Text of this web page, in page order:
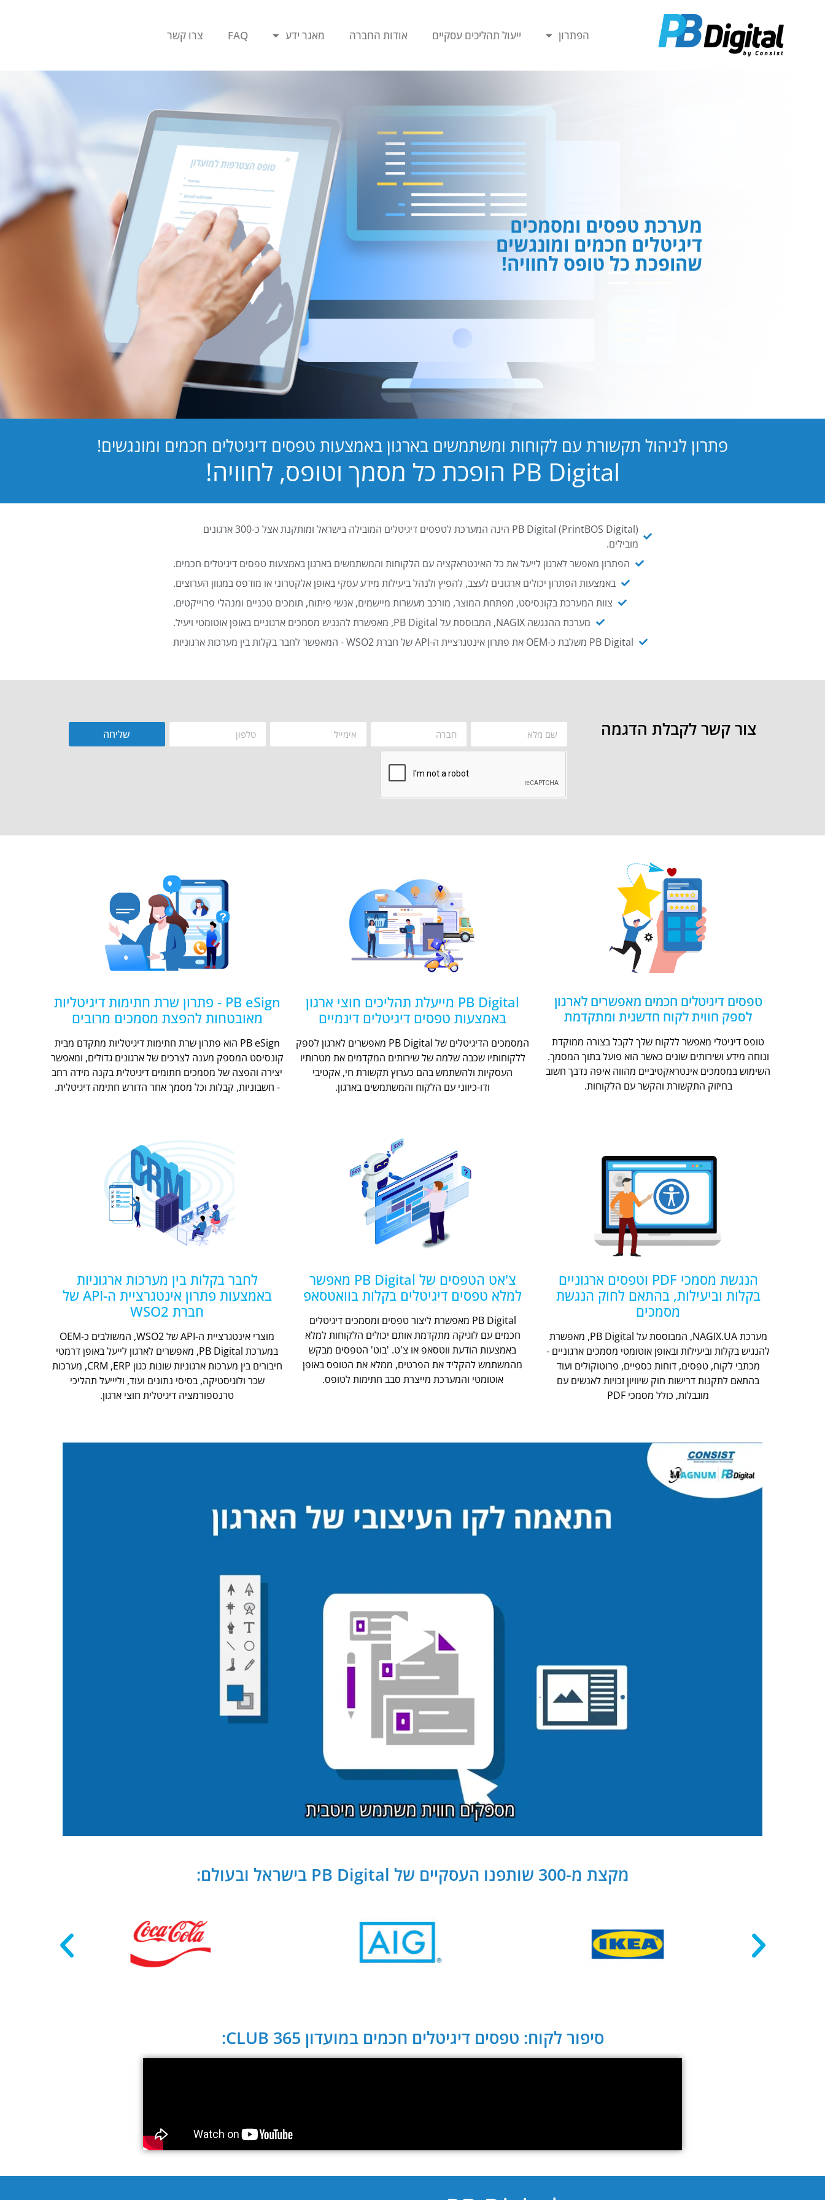
הפתרון ייעול תהליכים עסקיים אודות החברה מאגר ידע FAQ צרו קשר
מערכת טפסים ומסמכים
דיגיטלים חכמים ומונגשים
שהופכת כל טופס לחוויה!
פתרון לניהול תקשורת עם לקוחות ומשתמשים בארגון באמצעות טפסים דיגיטלים חכמים ומונגשים!
PB Digital הופכת כל מסמך וטופס, לחוויה!
PB Digital (PrintBOS Digital) הינה המערכת לטפסים דיגיטלים המובילה בישראל ומותקנת אצל כ-300 ארגונים
מובילים.
הפתרון מאפשר לארגון לייעל את כל האינטראקציה עם הלקוחות והמשתמשים בארגון באמצעות טפסים דיגיטלים חכמים.
באמצעות הפתרון יכולים ארגונים לעצב, להפיץ ולנהל ביעילות מידע עסקי באופן אלקטרוני או מודפס במגוון הערוצים.
צוות המערכת בקונסיסט, מפתחת המוצר, מורכב מעשרות מיישמים, אנשי פיתוח, תומכים טכניים ומנהלי פרוייקטים.
מערכת ההנגשה NAGIX, המבוססת על PB Digital, מאפשרת להנגיש מסמכים ארגוניים באופן אוטומטי ויעיל.
PB Digital משלבת כ-OEM את פתרון אינטגרציית ה-API של חברת WSO2 - המאפשר לחבר בקלות בין מערכות ארגוניות
צור קשר לקבלת הדגמה שליחה
טפסים דיגיטלים חכמים מאפשרים לארגון
לספק חווית לקוח חדשנית ומתקדמת
טופס דיגיטלי מאפשר ללקוח שלך לקבל בצורה ממוקדת
ונוחה מידע ושירותים שונים כאשר הוא פועל בתוך המסמך.
השימוש במסמכים אינטראקטיביים מהווה איפה נדבך חשוב
בחיזוק התקשורת והקשר עם הלקוחות.
PB Digital מייעלת תהליכים חוצי ארגון
באמצעות טפסים דיגיטלים דינמיים
המסמכים הדיגיטלים של PB Digital מאפשרים לארגון לספק
ללקוחותיו שכבה שלמה של שירותים המקדמים את מטרותיו
העסקיות ולהשתמש בהם כערוץ תקשורת חי, אקטיבי
ודו-כיווני עם הלקוח והמשתמשים בארגון.
PB eSign - פתרון שרת חתימות דיגיטליות
מאובטחות להפצת מסמכים מרובים
PB eSign הוא פתרון שרת חתימות דיגיטליות מתקדם מבית
קונסיסט המספק מענה לצרכים של ארגונים גדולים, ומאפשר
יצירה והפצה של מסמכים חתומים דיגיטלית בקנה מידה רחב
- חשבוניות, קבלות וכל מסמך אחר הדורש חתימה דיגיטלית.
הנגשת מסמכי PDF וטפסים ארגוניים
בקלות וביעילות, בהתאם לחוק הנגשת
מסמכים
מערכת NAGIX.UA, המבוססת על PB Digital, מאפשרת
להנגיש בקלות וביעילות ובאופן אוטומטי מסמכים ארגוניים -
מכתבי לקוח, טפסים, דוחות כספיים, פרוטוקולים ועוד
בהתאם לתקנות דרישות חוק שיוויון זכויות לאנשים עם
מוגבלות, כולל מסמכי PDF
צ'אט הטפסים של PB Digital מאפשר
למלא טפסים דיגיטלים בקלות בוואטסאפ
PB Digital מאפשרת ליצור טפסים ומסמכים דיגיטלים
חכמים עם לוגיקה מתקדמת אותם יכולים הלקוחות למלא
באמצעות הודעת ווטסאפ או צ'ט. 'בוט' הטפסים מבקש
מהמשתמש להקליד את הפרטים, ממלא את הטופס באופן
אוטומטי והמערכת מייצרת סבב חתימות לטופס.
לחבר בקלות בין מערכות ארגוניות
באמצעות פתרון אינטגרציית ה-API של
חברת WSO2
מוצרי אינטגרציית ה-API של WSO2, המשולבים כ-OEM
במערכת PB Digital, מאפשרים לארגון לייעל באופן דרמטי
חיבורים בין מערכות ארגוניות שונות כגון CRM ,ERP, מערכות
שכר ולוגיסטיקה, בסיסי נתונים ועוד, וליייעל תהליכי
טרנספורמציה דיגיטלית חוצי ארגון.
מקצת מ-300 שותפנו העסקיים של PB Digital בישראל ובעולם:
סיפור לקוח: טפסים דיגיטלים חכמים במועדון CLUB 365: